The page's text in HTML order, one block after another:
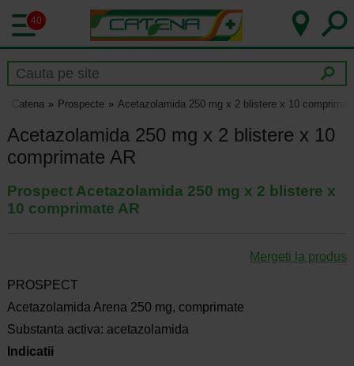
40
Catena Prospecte Acetazolamida 250 mg x 2 blistere x 10
Acetazolamida 250 mg x 2 blistere x 10
comprimate AR
Prospect Acetazolamida 250 mg x 2 blistere x
10 comprimate AR
Mergeti la produs
PROSPECT
Acetazolamida Arena 250 mg, comprimate
Substanta activa: acetazolamida
Indicatii